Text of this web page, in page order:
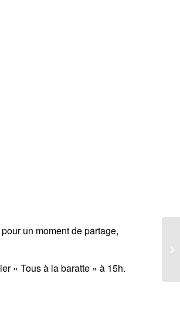
un moment de partage,
« Tous à la baratte » à 15h.